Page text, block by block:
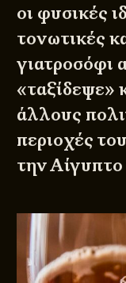
οι φυσικές
τονωτικές
γιατροσόφι
«ταξίδεψε»
άλλους
περιοχές
την